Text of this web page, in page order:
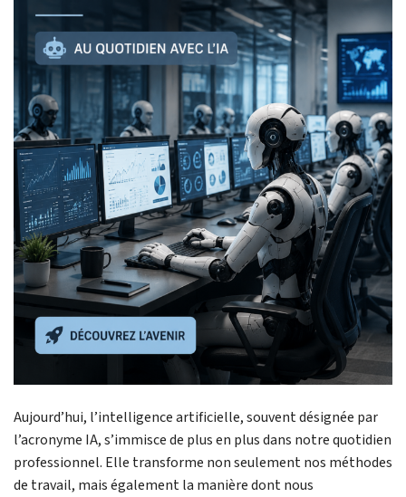
Aujourd’hui, l’intelligence artificielle, souvent désignée par
l’acronyme IA, s’immisce de plus en plus dans notre quotidien
professionnel. Elle transforme non seulement nos méthodes
de travail, mais également la manière dont nous